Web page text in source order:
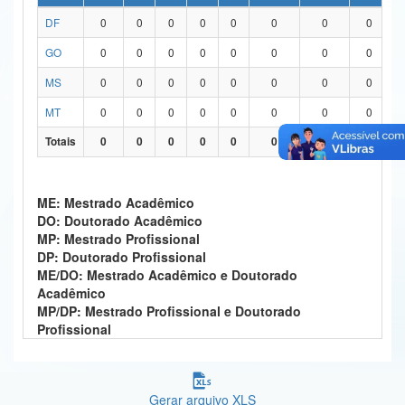
Ministério da Ciência, Tecnologia, Inovações e Comunicações
Ministério do Meio Ambiente
Ministério do Turismo
Ministério do Desenvolvimento Regional
Ministério da Mulher, da Família e dos Direitos Humanos
Secretaria-Geral
Secretaria de Governo
Gabinete de Segurança Institucional
DF
0 0 0 0 0 0 0 0
GO
0 0 0 0 0 0 0 0
MS
0 0 0 0 0 0 0 0
MT
0 0 0 0 0 0 0 0
Totais
0 0 0 0 0 0 0 0
ME: Mestrado Acadêmico
DO: Doutorado Acadêmico
MP: Mestrado Profissional
DP: Doutorado Profissional
ME/DO: Mestrado Acadêmico e Doutorado
Acadêmico
MP/DP: Mestrado Profissional e Doutorado
Profissional
Gerar arquivo XLS